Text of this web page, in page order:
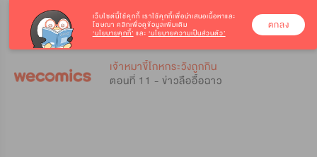
เจ้าหมาขี้โกหกระวังถูกกิน
ตอนที่ 11 - ข่าวลืออื้อฉาว
เว็บไซต์นี้ใช้คุกกี้ เราใช้คุกกี้เพื่อนำเสนอเนื้อหาและ
โฆษณา คลิกเพื่อดูข้อมูลเพิ่มเติม
‘นโยบายคุกกี้’ และ ‘นโยบายความเป็นส่วนตัว’
ตกลง